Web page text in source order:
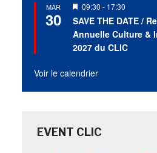
MAR
30
Mis
en
avant
09:30 - 17:30
SAVE THE DATE /
Annuelle Culture &
2027 du CLIC
Voir le calendrier
EVENT CLIC